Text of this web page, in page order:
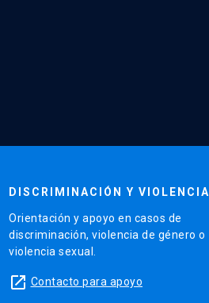
DISCRIMINACIÓN Y VIOLENCIA
Orientación y apoyo en casos de
discriminación, violencia de género o
violencia sexual.
launch Contacto para apoyo